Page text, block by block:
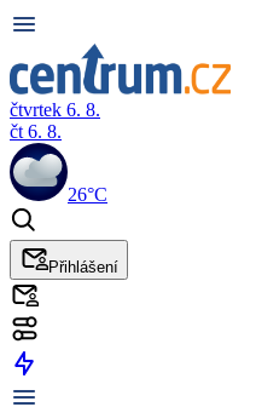
čtvrtek 6. 8.
čt 6. 8.
26°C
Přihlášení